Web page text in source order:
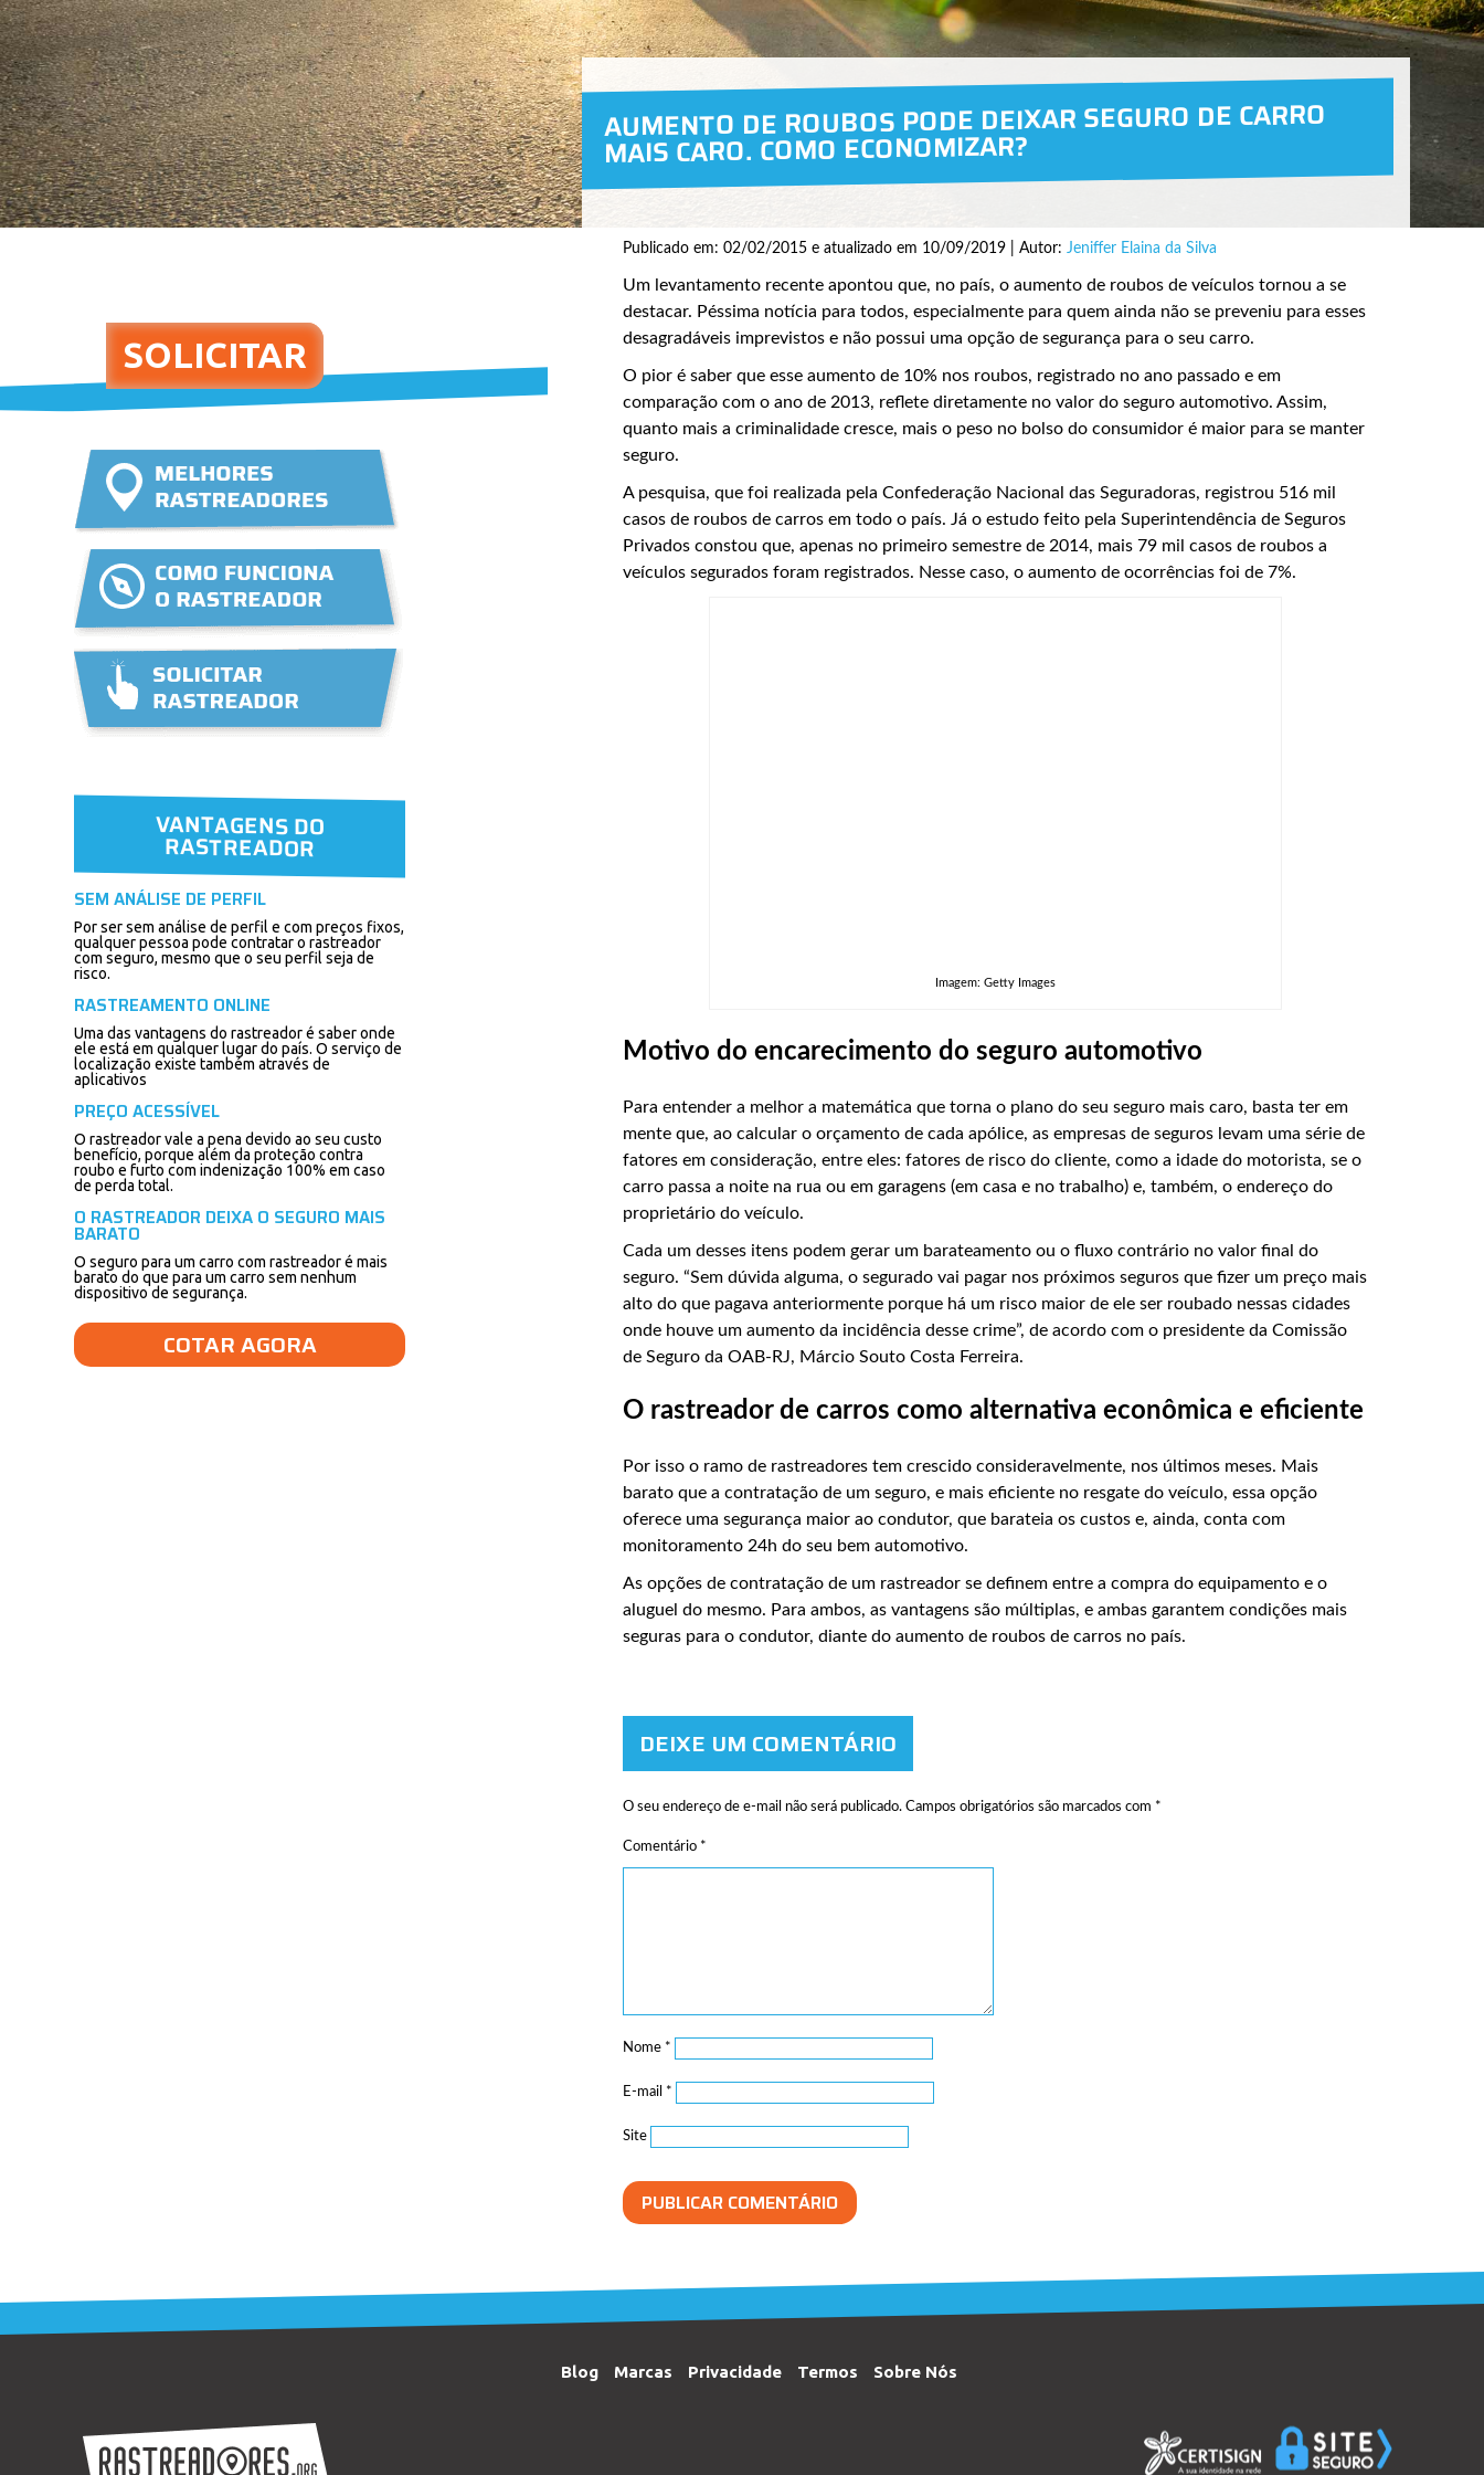
AUMENTO DE ROUBOS PODE DEIXAR SEGURO DE CARRO
MAIS CARO. COMO ECONOMIZAR?
Publicado em: 02/02/2015 e atualizado em 10/09/2019 | Autor: Jeniffer Elaina da Silva
Um levantamento recente apontou que, no país, o aumento de roubos de veículos tornou a se
destacar. Péssima notícia para todos, especialmente para quem ainda não se preveniu para esses
desagradáveis imprevistos e não possui uma opção de segurança para o seu carro.
O pior é saber que esse aumento de 10% nos roubos, registrado no ano passado e em
comparação com o ano de 2013, reflete diretamente no valor do seguro automotivo. Assim,
quanto mais a criminalidade cresce, mais o peso no bolso do consumidor é maior para se manter
seguro.
A pesquisa, que foi realizada pela Confederação Nacional das Seguradoras, registrou 516 mil
casos de roubos de carros em todo o país. Já o estudo feito pela Superintendência de Seguros
Privados constou que, apenas no primeiro semestre de 2014, mais 79 mil casos de roubos a
veículos segurados foram registrados. Nesse caso, o aumento de ocorrências foi de 7%.
Imagem: Getty Images
Motivo do encarecimento do seguro automotivo
Para entender a melhor a matemática que torna o plano do seu seguro mais caro, basta ter em
mente que, ao calcular o orçamento de cada apólice, as empresas de seguros levam uma série de
fatores em consideração, entre eles: fatores de risco do cliente, como a idade do motorista, se o
carro passa a noite na rua ou em garagens (em casa e no trabalho) e, também, o endereço do
proprietário do veículo.
Cada um desses itens podem gerar um barateamento ou o fluxo contrário no valor final do
seguro. “Sem dúvida alguma, o segurado vai pagar nos próximos seguros que fizer um preço mais
alto do que pagava anteriormente porque há um risco maior de ele ser roubado nessas cidades
onde houve um aumento da incidência desse crime”, de acordo com o presidente da Comissão
de Seguro da OAB-RJ, Márcio Souto Costa Ferreira.
O rastreador de carros como alternativa econômica e eficiente
Por isso o ramo de rastreadores tem crescido consideravelmente, nos últimos meses. Mais
barato que a contratação de um seguro, e mais eficiente no resgate do veículo, essa opção
oferece uma segurança maior ao condutor, que barateia os custos e, ainda, conta com
monitoramento 24h do seu bem automotivo.
As opções de contratação de um rastreador se definem entre a compra do equipamento e o
aluguel do mesmo. Para ambos, as vantagens são múltiplas, e ambas garantem condições mais
seguras para o condutor, diante do aumento de roubos de carros no país.
VANTAGENS DO
RASTREADOR
SEM ANÁLISE DE PERFIL
Por ser sem análise de perfil e com preços fixos,
qualquer pessoa pode contratar o rastreador
com seguro, mesmo que o seu perfil seja de
risco.
RASTREAMENTO ONLINE
Uma das vantagens do rastreador é saber onde
ele está em qualquer lugar do país. O serviço de
localização existe também através de
aplicativos
PREÇO ACESSÍVEL
O rastreador vale a pena devido ao seu custo
benefício, porque além da proteção contra
roubo e furto com indenização 100% em caso
de perda total.
O RASTREADOR DEIXA O SEGURO MAIS
BARATO
O seguro para um carro com rastreador é mais
barato do que para um carro sem nenhum
dispositivo de segurança.
COTAR AGORA
DEIXE UM COMENTÁRIO
O seu endereço de e-mail não será publicado. Campos obrigatórios são marcados com *
Comentário *
Nome *
E-mail *
Site
Blog Marcas Privacidade Termos Sobre Nós